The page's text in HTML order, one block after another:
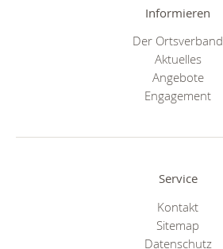
Informieren
Der Ortsverband
Aktuelles
Angebote
Engagement
Service
Kontakt
Sitemap
Datenschutz